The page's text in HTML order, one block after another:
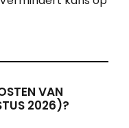
VAN
2026)?